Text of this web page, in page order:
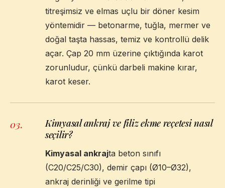
titreşimsiz ve elmas uçlu bir döner kesim
yöntemidir — betonarme, tuğla, mermer ve
doğal taşta hassas, temiz ve kontrollü delik
açar. Çap 20 mm üzerine çıktığında karot
zorunludur, çünkü darbeli makine kırar,
karot keser.
03.
Kimyasal ankraj ve filiz ekme reçetesi nasıl
seçilir?
Kimyasal ankrajta beton sınıfı
(C20/C25/C30), demir çapı (Ø10–Ø32),
ankraj derinliği ve gerilme tipi